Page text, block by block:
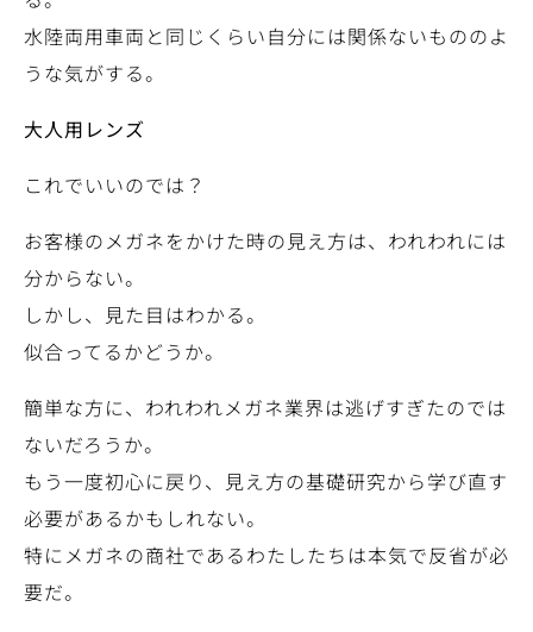
水陸両用車両と同じくらい自分には関係ないもののよ
うな気がする。
大人用レンズ
これでいいのでは？
お客様のメガネをかけた時の見え方は、われわれには
分からない。
しかし、見た目はわかる。
似合ってるかどうか。
簡単な方に、われわれメガネ業界は逃げすぎたのでは
ないだろうか。
もう一度初心に戻り、見え方の基礎研究から学び直す
必要があるかもしれない。
特にメガネの商社であるわたしたちは本気で反省が必
要だ。